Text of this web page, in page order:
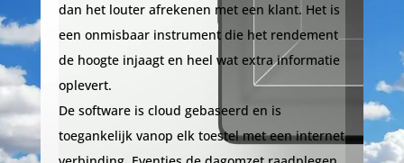
dan het louter afrekenen met een klant. Het is
een onmisbaar instrument die het rendement
de hoogte injaagt en heel wat extra informatie
oplevert.
De software is cloud gebaseerd en is
toegankelijk vanop elk toestel met een internet